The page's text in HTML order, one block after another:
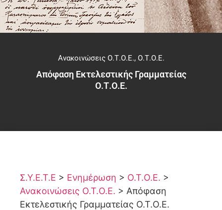
Ανακοινώσεις Ο.Τ.Ο.Ε., Ο.Τ.Ο.Ε.
Απόφαση Εκτελεστικής Γραμματείας
Ο.Τ.Ο.Ε.
Σ.Υ.Ε.Τ.Ε > Ενημέρωση > Ο.Τ.Ο.Ε. >
Ανακοινώσεις Ο.Τ.Ο.Ε. > Απόφαση
Εκτελεστικής Γραμματείας Ο.Τ.Ο.Ε.